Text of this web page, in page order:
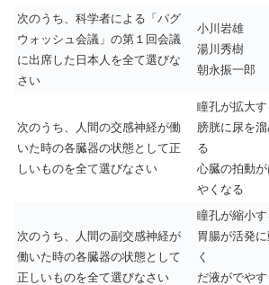
次のうち、科学者による「パグ
ウォッシュ会議」の第１回会議
に出席した日本人を全て選びな
さい
小川岩雄
湯川秀樹
朝永振一郎
次のうち、人間の交感神経が働
いた時の各臓器の状態として正
しいものを全て選びなさい
瞳孔が拡大す
膀胱に尿を溜
る
心臓の拍動が
やくなる
次のうち、人間の副交感神経が
働いた時の各臓器の状態として
正しいものを全て選びなさい
瞳孔が縮小す
胃腸が活発に
く
だ液がでやす